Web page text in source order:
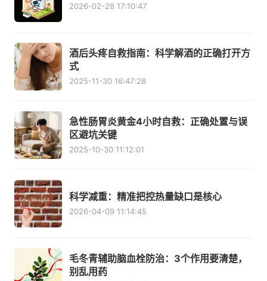
2026-02-28 17:10:47
酒后头疼自救指南：科学解酒的正确打开方
式
2025-11-30 16:47:28
急性肠胃炎黄金4小时自救：正确处置与误
区避坑关键
2025-10-30 11:12:01
科学减重：精准把控热量缺口是核心
2026-04-09 11:14:45
毛冬青辅助脑血栓防治：3个作用要清楚，
别乱用药